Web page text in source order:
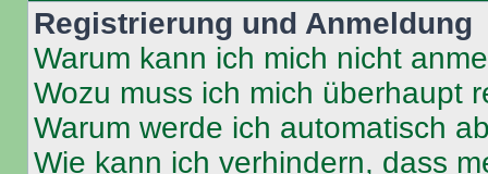
Registrierung und Anmeldung
Warum kann ich mich nicht
Wozu muss ich mich überhaupt
Warum werde ich automatisch
Wie kann ich verhindern, dass